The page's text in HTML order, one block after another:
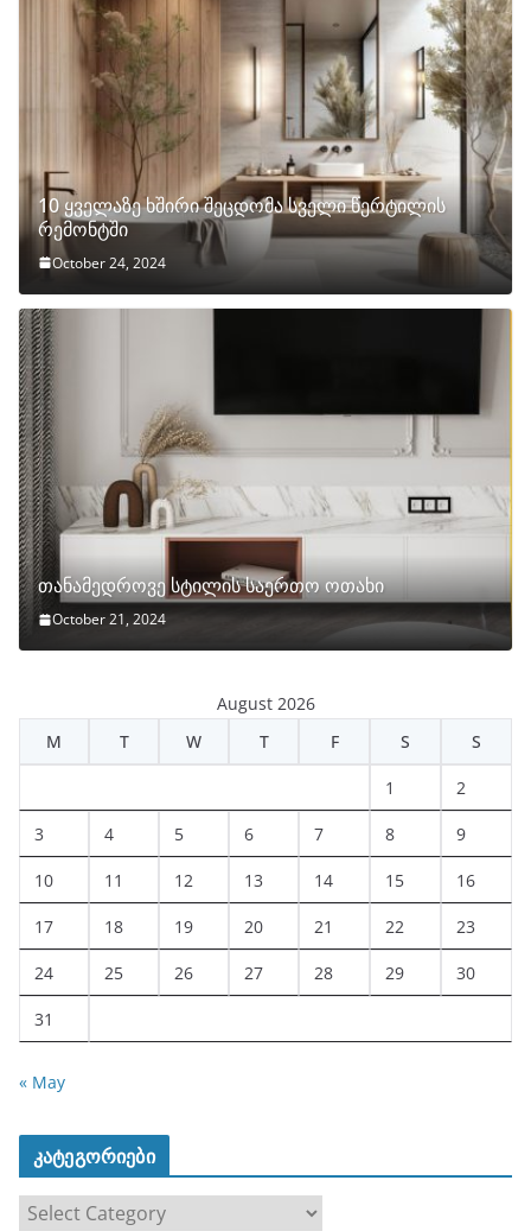
10 ყველაზე ხშირი შეცდომა სველი წერტილის
რემონტში
October 24, 2024
თანამედროვე სტილის საერთო ოთახი
October 21, 2024
August 2026
M
T W T F S S
1 2
3 4 5 6 7 8 9
10 11 12 13 14 15 16
17 18 19 20 21 22 23
24 25 26 27 28 29 30
31
« May
კატეგორიები